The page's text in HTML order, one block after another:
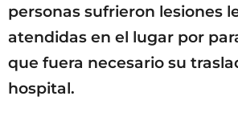
personas sufrieron lesiones
atendidas en el lugar por
que fuera necesario su
hospital.